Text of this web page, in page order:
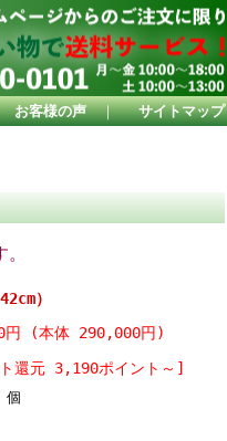
お客様の声 ｜ サイトマップ
）
円 (本体 290,000円)
還元 3,190ポイント～]
個